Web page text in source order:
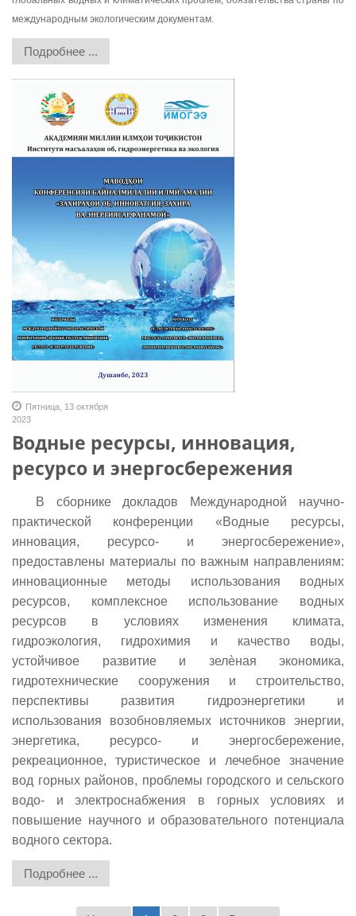
международным экологическим документам.
Подробнее ...
Пятница, 13 октября
2023
Водные ресурсы, инновация,
ресурсо и энергосбережения
В сборнике докладов Международной научно-
практической конференции «Водные ресурсы,
инновация, ресурсо- и энергосбережение»,
предоставлены материалы по важным направлениям:
инновационные методы использования водных
ресурсов, комплексное использование водных
ресурсов в условиях изменения климата,
гидроэкология, гидрохимия и качество воды,
устойчивое развитие и зелѐная экономика,
гидротехнические сооружения и строительство,
перспективы развития гидроэнергетики и
использования возобновляемых источников энергии,
энергетика, ресурсо- и энергосбережение,
рекреационное, туристическое и лечебное значение
вод горных районов, проблемы городского и сельского
водо- и электроснабжения в горных условиях и
повышение научного и образовательного потенциала
водного сектора.
Подробнее ...